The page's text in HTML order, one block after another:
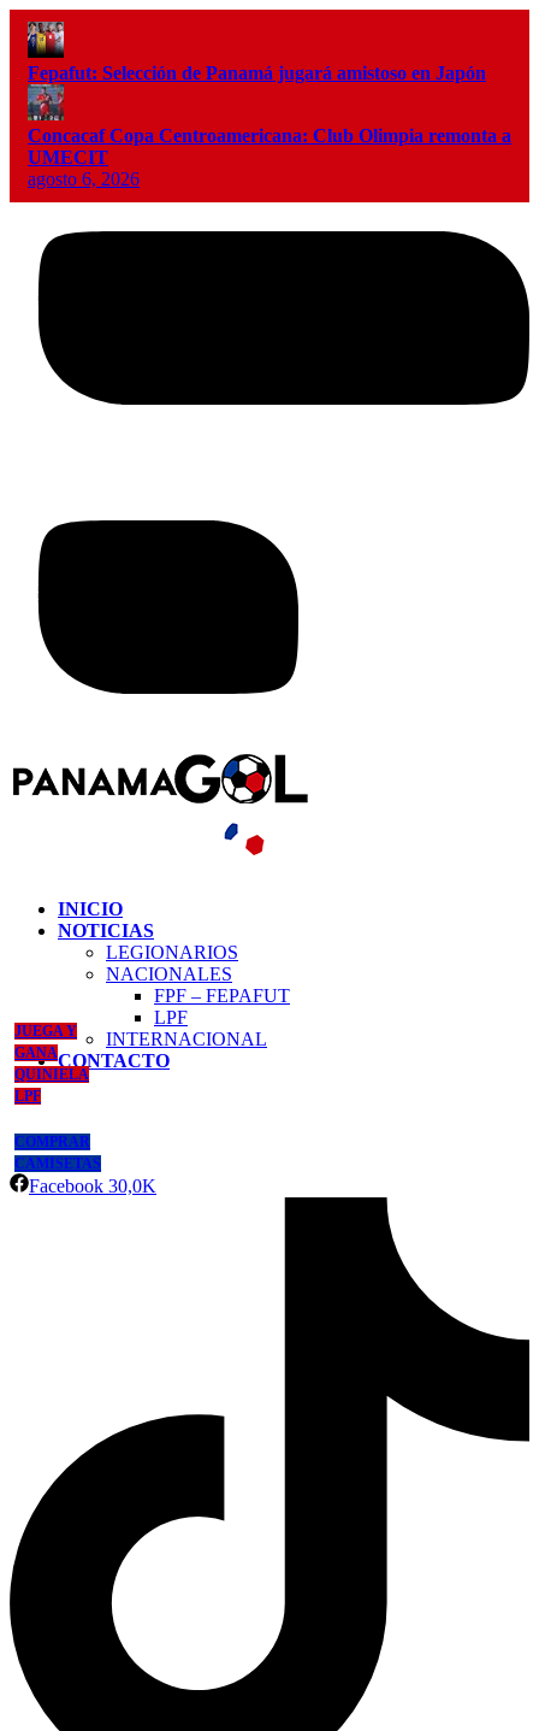
Fepafut: Selección de Panamá jugará amistoso en Japón
Concacaf Copa Centroamericana: Club Olimpia remonta a
UMECIT
agosto 6, 2026
INICIO
NOTICIAS
LEGIONARIOS
NACIONALES
FPF – FEPAFUT
LPF
INTERNACIONAL
CONTACTO
JUEGA Y
GANA
QUINIELA
LPF
COMPRAR
CAMISETAS
Facebook 30,0K